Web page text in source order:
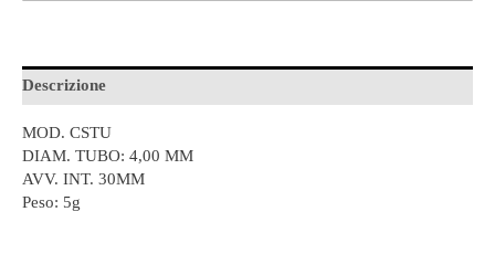
Descrizione
MOD. CSTU
DIAM. TUBO: 4,00 MM
AVV. INT. 30MM
Peso: 5g